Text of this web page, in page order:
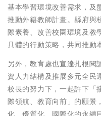
基本學習環境改善需求，及
推動外籍教師計畫。縣府與
際素養、改善校園環境及教
具體的行動策略，共同推動
另外，教育處也宣達扎根閱
資人力結構及推展多元全民
校長的努力下，一起許下「
際領航、教育向前」的願景
化、優質化、國際化的永續